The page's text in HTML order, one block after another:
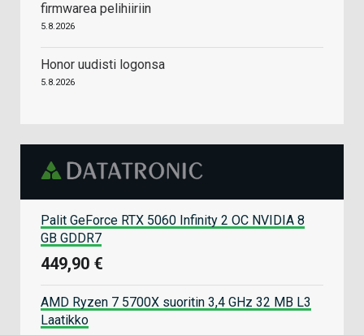
firmwarea pelihiiriin
5.8.2026
Honor uudisti logonsa
5.8.2026
Palit GeForce RTX 5060 Infinity 2 OC NVIDIA 8
GB GDDR7
449,90 €
AMD Ryzen 7 5700X suoritin 3,4 GHz 32 MB L3
Laatikko